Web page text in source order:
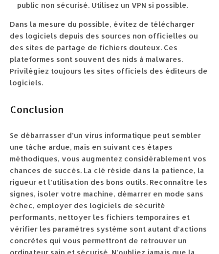
public non sécurisé. Utilisez un VPN si possible.
Dans la mesure du possible, évitez de télécharger
des logiciels depuis des sources non officielles ou
des sites de partage de fichiers douteux. Ces
plateformes sont souvent des nids à malwares.
Privilégiez toujours les sites officiels des éditeurs de
logiciels.
Conclusion
Se débarrasser d’un virus informatique peut sembler
une tâche ardue, mais en suivant ces étapes
méthodiques, vous augmentez considérablement vos
chances de succès. La clé réside dans la patience, la
rigueur et l’utilisation des bons outils. Reconnaître les
signes, isoler votre machine, démarrer en mode sans
échec, employer des logiciels de sécurité
performants, nettoyer les fichiers temporaires et
vérifier les paramètres système sont autant d’actions
concrètes qui vous permettront de retrouver un